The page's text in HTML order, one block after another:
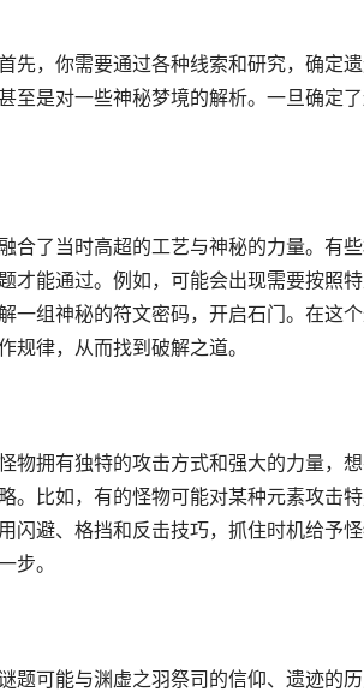
先，你需要通过各种线索和研究，确定
至是对一些神秘梦境的解析。一旦确定
合了当时高超的工艺与神秘的力量。有
才能通过。例如，可能会出现需要按照
一组神秘的符文密码，开启石门。在这
律，从而找到破解之道。
物拥有独特的攻击方式和强大的力量，
。比如，有的怪物可能对某种元素攻击
闪避、格挡和反击技巧，抓住时机给予
步。
题可能与渊虚之羽祭司的信仰、遗迹的